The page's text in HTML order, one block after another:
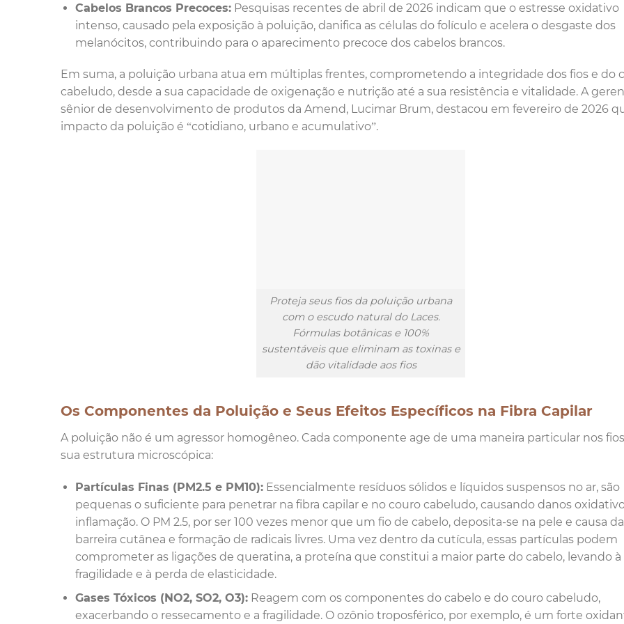
Cabelos Brancos Precoces:Pesquisas recentes de abril de 2026 indicam que o estresse oxidativo
intenso, causado pela exposição à poluição, danifica as células do folículo e acelera o desgaste dos
melanócitos, contribuindo para o aparecimento precoce dos cabelos brancos.
Em suma, a poluição urbana atua em múltiplas frentes, comprometendo a integridade dos fios e do
cabeludo, desde a sua capacidade de oxigenação e nutrição até a sua resistência e vitalidade. A
sênior de desenvolvimento de produtos da Amend, Lucimar Brum, destacou em fevereiro de 2026
impacto da poluição é “cotidiano, urbano e acumulativo”.
Proteja seus fios da poluição urbana
com o escudo natural do Laces.
Fórmulas botânicas e 100%
sustentáveis que eliminam as toxinas e
dão vitalidade aos fios
Os Componentes da Poluição e Seus Efeitos Específicos na Fibra Capilar
A poluição não é um agressor homogêneo. Cada componente age de uma maneira particular nos
sua estrutura microscópica:
Partículas Finas (PM2.5 e PM10):Essencialmente resíduos sólidos e líquidos suspensos no ar, são
pequenas o suficiente para penetrar na fibra capilar e no couro cabeludo, causando danos
inflamação. O PM 2.5, por ser 100 vezes menor que um fio de cabelo, deposita-se na pele e causa
barreira cutânea e formação de radicais livres. Uma vez dentro da cutícula, essas partículas podem
comprometer as ligações de queratina, a proteína que constitui a maior parte do cabelo, levando à
fragilidade e à perda de elasticidade.
Gases Tóxicos (NO2, SO2, O3):Reagem com os componentes do cabelo e do couro cabeludo,
exacerbando o ressecamento e a fragilidade. O ozônio troposférico, por exemplo, é um forte